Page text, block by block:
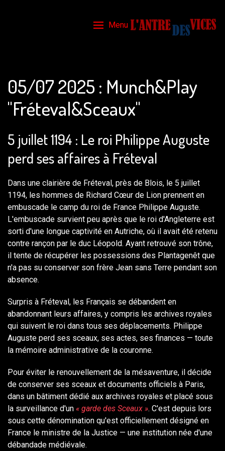
Menu
05/07 2025 : Munch&Play
"Fréteval&Sceaux"
5 juillet 1194 : Le roi Philippe Auguste
perd ses affaires à Fréteval
Dans une clairière de Fréteval, près de Blois, le 5 juillet
1194, les hommes de Richard Cœur de Lion prennent en
embuscade le camp du roi de France Philippe Auguste.
L'embuscade survient peu après que le roi d'Angleterre est
sorti d'une longue captivité en Autriche, où il avait été retenu
contre rançon par le duc Léopold. Ayant retrouvé son trône,
il tente de récupérer les possessions des Plantagenêt que
n'a pas su conserver son frère Jean sans Terre pendant son
absence.
Surpris à Fréteval, les Français se débandent en
abandonnant leurs affaires, y compris les archives royales
qui suivent le roi dans tous ses déplacements. Philippe
Auguste perd ses sceaux, ses actes, ses finances — toute
la mémoire administrative de la couronne.
Pour éviter le renouvellement de la mésaventure, il décide
de conserver ses sceaux et documents officiels à Paris,
dans un bâtiment dédié aux archives royales et placé sous
la surveillance d'un « garde des Sceaux ». C'est depuis lors
sous cette dénomination qu'est officiellement désigné en
France le ministre de la Justice — une institution née d'une
débandade médiévale.